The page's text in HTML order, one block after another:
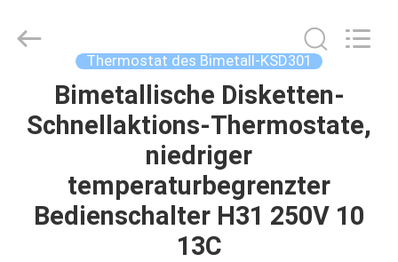
STARTSEITE
Electric
Thermostat des Bimetall-KSD301
Bimetallische Disketten-
Schnellaktions-Thermostate,
niedriger
temperaturbegrenzter
Bedienschalter H31 250V 10
13C